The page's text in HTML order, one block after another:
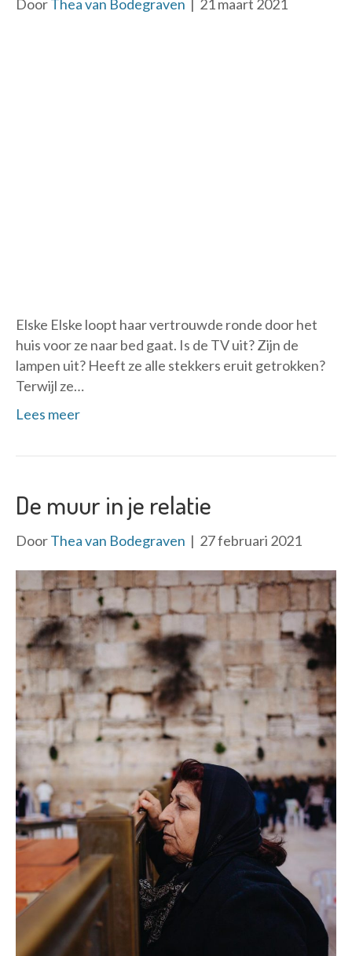
DoorThea van Bodegraven 21 maart 2021
Elske Elske loopt haar vertrouwde ronde door het
huis voor ze naar bed gaat. Is de TV uit? Zijn de
lampen uit? Heeft ze alle stekkers eruit getrokken?
Terwijl ze…
Lees meer
De muur in je relatie
DoorThea van Bodegraven | 27 februari 2021